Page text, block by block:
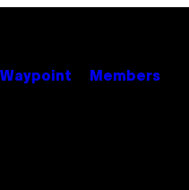
Waypoint Members